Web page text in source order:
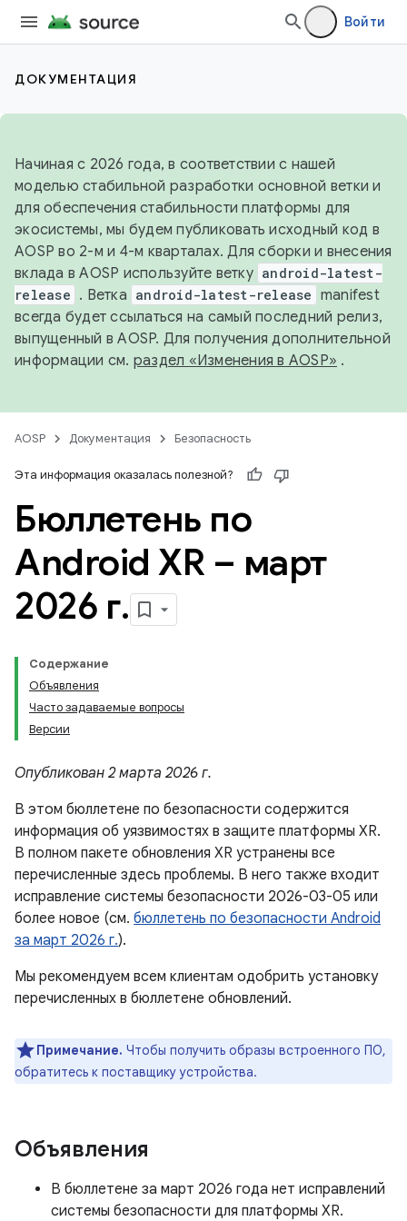
Войти
ДОКУМЕНТАЦИЯ
Начиная с 2026 года, в соответствии с нашей
моделью стабильной разработки основной ветки и
для обеспечения стабильности платформы для
экосистемы, мы будем публиковать исходный код в
AOSP во 2-м и 4-м кварталах. Для сборки и внесения
вклада в AOSP используйте ветку android-latest-
release . Ветка android-latest-release manifest
всегда будет ссылаться на самый последний релиз,
выпущенный в AOSP. Для получения дополнительной
информации см. раздел «Изменения в AOSP» .
AOSP Документация Безопасность
Эта информация оказалась полезной?
Бюллетень по
Android XR – март
2026 г.
Содержание
Объявления
Часто задаваемые вопросы
Версии
Опубликован 2 марта 2026 г.
В этом бюллетене по безопасности содержится
информация об уязвимостях в защите платформы XR.
В полном пакете обновления XR устранены все
перечисленные здесь проблемы. В него также входит
исправление системы безопасности 2026-03-05 или
более новое (см. бюллетень по безопасности Android
за март 2026 г.).
Мы рекомендуем всем клиентам одобрить установку
перечисленных в бюллетене обновлений.
Примечание. Чтобы получить образы встроенного ПО,
обратитесь к поставщику устройства.
Объявления
В бюллетене за март 2026 года нет исправлений
системы безопасности для платформы XR.